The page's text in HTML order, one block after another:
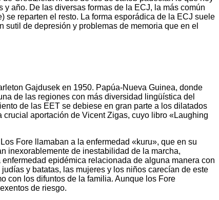
año. De las diversas formas de la ECJ, la más común
se reparten el resto. La forma esporádica de la ECJ suele
de depresión y problemas de memoria que en el
Gajdusek en 1950. Papúa-Nueva Guinea, donde
de las regiones con más diversidad lingüística del
de las EET se debiese en gran parte a los dilatados
aportación de Vicent Zigas, cuyo libro «Laughing
Fore llamaban a la enfermedad «kuru», que en su
inexorablemente de inestabilidad de la marcha,
epidémica relacionada de alguna manera con
y batatas, las mujeres y los niños carecían de este
con los difuntos de la familia. Aunque los Fore
de riesgo.